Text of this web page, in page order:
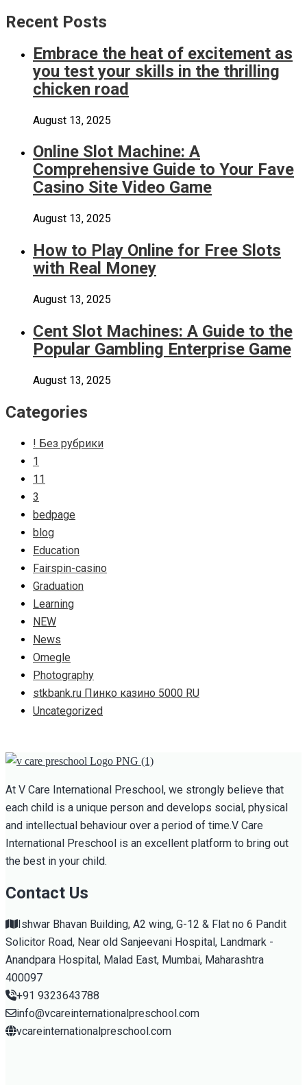
Recent Posts
Embrace the heat of excitement as
you test your skills in the thrilling
chicken road
August 13, 2025
Online Slot Machine: A
Comprehensive Guide to Your Fave
Casino Site Video Game
August 13, 2025
How to Play Online for Free Slots
with Real Money
August 13, 2025
Cent Slot Machines: A Guide to the
Popular Gambling Enterprise Game
August 13, 2025
Categories
! Без рубрики
1
11
3
bedpage
blog
Education
Fairspin-casino
Graduation
Learning
NEW
News
Omegle
Photography
stkbank.ru Пинко казино 5000 RU
Uncategorized
At V Care International Preschool, we strongly believe that
each child is a unique person and develops social, physical
and intellectual behaviour over a period of time.V Care
International Preschool is an excellent platform to bring out
the best in your child.
Contact Us
Ishwar Bhavan Building, A2 wing, G-12 & Flat no 6 Pandit
Solicitor Road, Near old Sanjeevani Hospital, Landmark -
Anandpara Hospital, Malad East, Mumbai, Maharashtra
400097
+91 9323643788
info@vcareinternationalpreschool.com
vcareinternationalpreschool.com